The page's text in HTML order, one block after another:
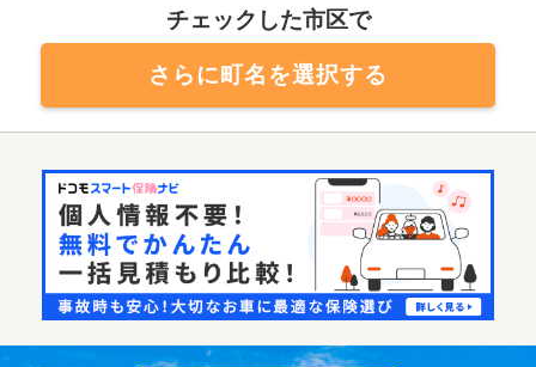
チェックした市区で
さらに町名を選択する